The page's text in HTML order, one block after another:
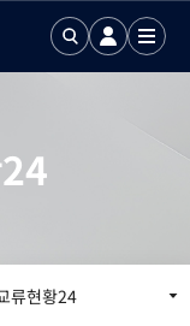
류현황24